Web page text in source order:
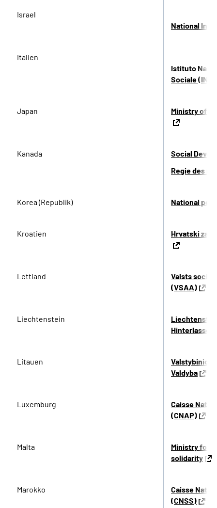
Israel
National
Italien
Istituto
Sociale
Japan Ministry of
Kanada
Social
Regie des
Korea (Republik) National
Kroatien Hrvatski
Lettland
Valsts
(VSAA)
Liechtenstein
Litauen
Valstybinio
Valdyba
Luxemburg
Caisse
(CNAP)
Malta
Ministry for
solidarity
Marokko
Caisse
(CNSS)